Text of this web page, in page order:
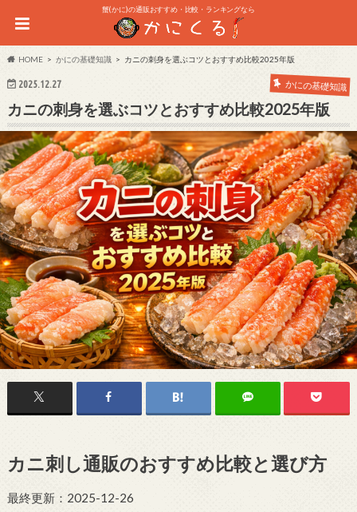
蟹(かに)の通販おすすめ・比較・ランキングなら
HOME かにの基礎知識 カニの刺身を選ぶコツとおすすめ比較2025年版
2025.12.27 かにの基礎知識
カニの刺身を選ぶコツとおすすめ比較2025年版
カニ刺し通販のおすすめ比較と選び方
最終更新：2025-12-26